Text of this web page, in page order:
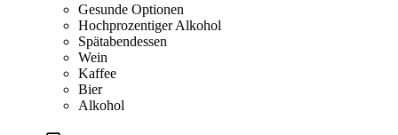
Gesunde Optionen
Hochprozentiger Alkohol
Spätabendessen
Wein
Kaffee
Bier
Alkohol